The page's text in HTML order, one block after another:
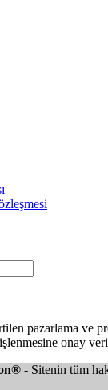
pazarlama ve
onay
- Sitenin tüm